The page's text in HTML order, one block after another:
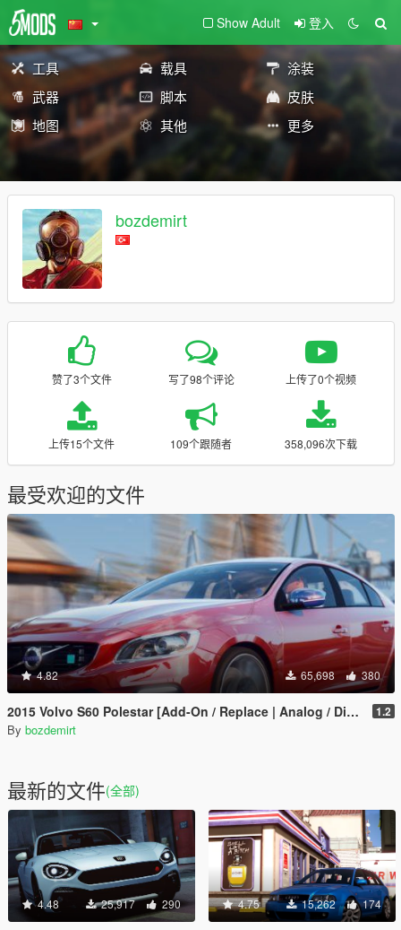
Show Adult 登入
工具 载具
涂装
武器
脚本
皮肤
地图
其他 更多
bozdemirt
赞了3个文件 写了98个评论 上传了0个视频
上传15个文件 109个跟随者 358,096次下载
最受欢迎的文件
4.82 65,698 380
2015 Volvo S60 Polestar [Add-On / Replace | Analog / Digital Dials] 1.2
By bozdemirt
最新的文件(全部)
4.48 25,917 290 4.75 15,262 174